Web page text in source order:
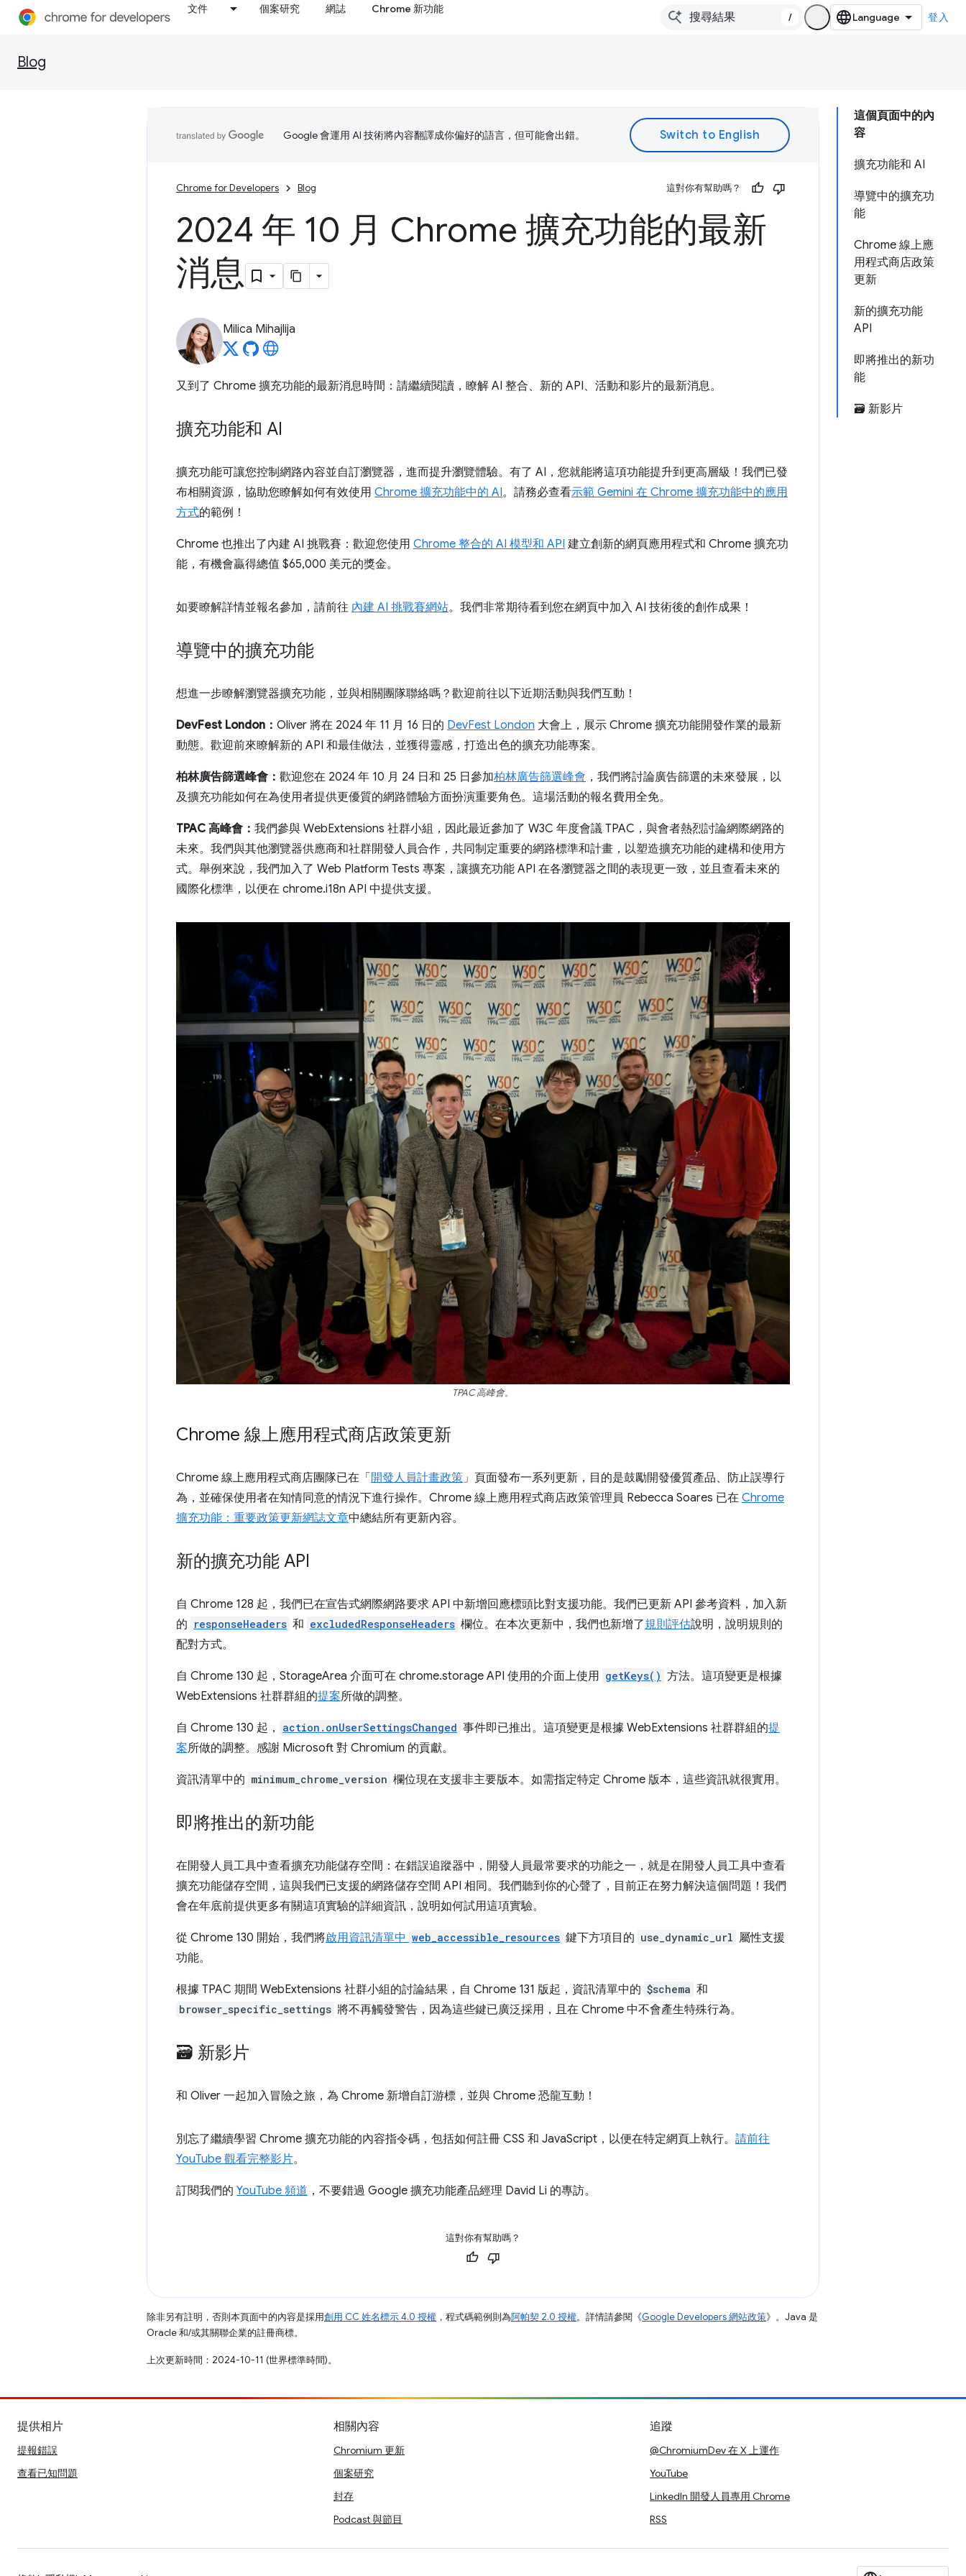
文件 個案研究 網誌 Chrome 新功能
/ 登入
Blog
這個頁面中的內
容
擴充功能和 AI
導覽中的擴充功
能
Chrome 線上應
用程式商店政策
更新
新的擴充功能
API
即將推出的新功
能
🗃️ 新影片
Google 會運用 AI 技術將內容翻譯成你偏好的語言，但可能會出錯。
Chrome for Developers Blog 這對你有幫助嗎？
2024 年 10 月 Chrome 擴充功能的最新
消息
Milica Mihajlija
又到了 Chrome 擴充功能的最新消息時間：請繼續閱讀，瞭解 AI 整合、新的 API、活動和影片的最新消息。
擴充功能和 AI
擴充功能可讓您控制網路內容並自訂瀏覽器，進而提升瀏覽體驗。有了 AI，您就能將這項功能提升到更高層級！我們已發
布相關資源，協助您瞭解如何有效使用 Chrome 擴充功能中的 AI。請務必查看示範 Gemini 在 Chrome 擴充功能中的應用
方式的範例！
Chrome 也推出了內建 AI 挑戰賽：歡迎您使用 Chrome 整合的 AI 模型和 API 建立創新的網頁應用程式和 Chrome 擴充功
能，有機會贏得總值 $65,000 美元的獎金。
如要瞭解詳情並報名參加，請前往 內建 AI 挑戰賽網站。我們非常期待看到您在網頁中加入 AI 技術後的創作成果！
導覽中的擴充功能
想進一步瞭解瀏覽器擴充功能，並與相關團隊聯絡嗎？歡迎前往以下近期活動與我們互動！
DevFest London： Oliver 將在 2024 年 11 月 16 日的 DevFest London 大會上，展示 Chrome 擴充功能開發作業的最新
動態。歡迎前來瞭解新的 API 和最佳做法，並獲得靈感，打造出色的擴充功能專案。
柏林廣告篩選峰會： 歡迎您在 2024 年 10 月 24 日和 25 日參加柏林廣告篩選峰會 ，我們將討論廣告篩選的未來發展，以
及擴充功能如何在為使用者提供更優質的網路體驗方面扮演重要角色。這場活動的報名費用全免。
TPAC 高峰會： 我們參與 WebExtensions 社群小組，因此最近參加了 W3C 年度會議 TPAC，與會者熱烈討論網際網路的
未來。我們與其他瀏覽器供應商和社群開發人員合作，共同制定重要的網路標準和計畫，以塑造擴充功能的建構和使用方
式。舉例來說，我們加入了 Web Platform Tests 專案，讓擴充功能 API 在各瀏覽器之間的表現更一致，並且查看未來的
國際化標準，以便在 chrome.i18n API 中提供支援。
TPAC 高峰會。
Chrome 線上應用程式商店政策更新
Chrome 線上應用程式商店團隊已在「 開發人員計畫政策」頁面發布一系列更新，目的是鼓勵開發優質產品、防止誤導行
為，並確保使用者在知情同意的情況下進行操作。Chrome 線上應用程式商店政策管理員 Rebecca Soares 已在 Chrome
擴充功能：重要政策更新網誌文章中總結所有更新內容。
新的擴充功能 API
自 Chrome 128 起，我們已在宣告式網際網路要求 API 中新增回應標頭比對支援功能。我們已更新 API 參考資料，加入新
的 responseHeaders 和 excludedResponseHeaders 欄位。在本次更新中，我們也新增了規則評估說明，說明規則的
配對方式。
自 Chrome 130 起，StorageArea 介面可在 chrome.storage API 使用的介面上使用 getKeys() 方法。這項變更是根據
WebExtensions 社群群組的提案所做的調整。
自 Chrome 130 起， action.onUserSettingsChanged 事件即已推出。這項變更是根據 WebExtensions 社群群組的提
案所做的調整。感謝 Microsoft 對 Chromium 的貢獻。
資訊清單中的 minimum_chrome_version 欄位現在支援非主要版本。如需指定特定 Chrome 版本，這些資訊就很實用。
即將推出的新功能
在開發人員工具中查看擴充功能儲存空間：在錯誤追蹤器中，開發人員最常要求的功能之一，就是在開發人員工具中查看
擴充功能儲存空間，這與我們已支援的網路儲存空間 API 相同。我們聽到你的心聲了，目前正在努力解決這個問題！我們
會在年底前提供更多有關這項實驗的詳細資訊，說明如何試用這項實驗。
從 Chrome 130 開始，我們將啟用資訊清單中 web_accessible_resources 鍵下方項目的 use_dynamic_url 屬性支援
功能。
根據 TPAC 期間 WebExtensions 社群小組的討論結果，自 Chrome 131 版起，資訊清單中的 $schema 和
browser_specific_settings 將不再觸發警告，因為這些鍵已廣泛採用，且在 Chrome 中不會產生特殊行為。
🗃️ 新影片
和 Oliver 一起加入冒險之旅，為 Chrome 新增自訂游標，並與 Chrome 恐龍互動！
別忘了繼續學習 Chrome 擴充功能的內容指令碼，包括如何註冊 CSS 和 JavaScript，以便在特定網頁上執行。 請前往
YouTube 觀看完整影片。
訂閱我們的 YouTube 頻道 ，不要錯過 Google 擴充功能產品經理 David Li 的專訪。
這對你有幫助嗎？
除非另有註明，否則本頁面中的內容是採用創用 CC 姓名標示 4.0 授權 ，程式碼範例則為阿帕契 2.0 授權。詳情請參閱《Google Developers 網站政策》。Java 是
Oracle 和/或其關聯企業的註冊商標。
上次更新時間：2024-10-11 (世界標準時間)。
提供相片
提報錯誤
查看已知問題
相關內容
Chromium 更新
個案研究
封存
Podcast 與節目
追蹤
@ChromiumDev 在 X 上運作
YouTube
LinkedIn 開發人員專用 Chrome
RSS